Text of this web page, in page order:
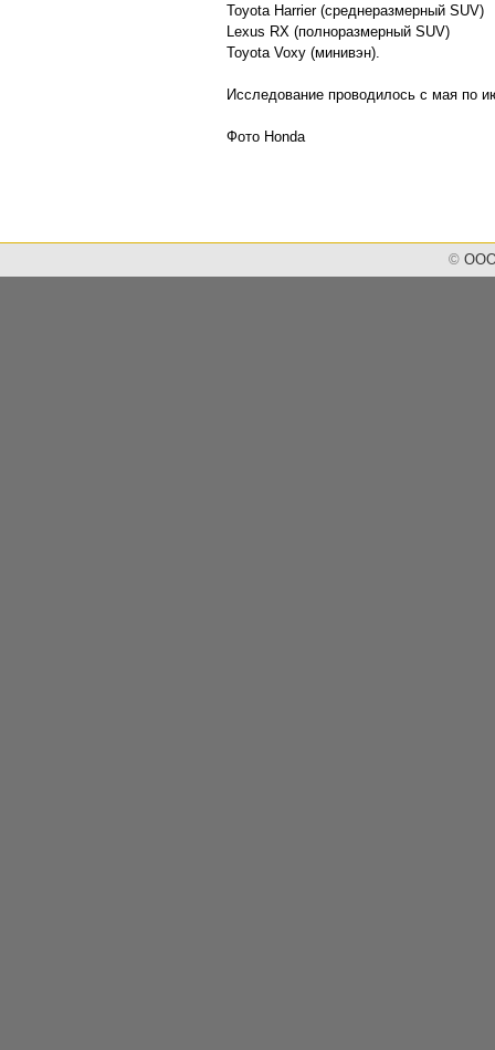
Toyota Harrier (среднеразмерный SUV)
Lexus RX (полноразмерный SUV)
Toyota Voxy (минивэн).
Исследование проводилось с мая по
Фото Honda
© ООО